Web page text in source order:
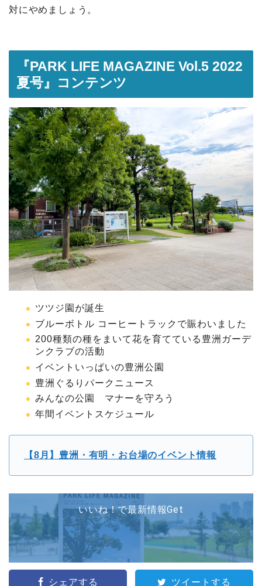
対にやめましょう。
『PARK LIFE MAGAZINE Vol.5 2022
夏号』コンテンツ
ツツジ園が誕生
ブルーボトル コーヒートラックで賑わいました
200種類の種をまいて花を育てている豊洲ガーデ
ンクラブの活動
イベントいっぱいの豊洲公園
豊洲ぐるりパークニュース
みんなの公園 マナーを守ろう
年間イベントスケジュール
【8月】豊洲・有明・お台場のイベント情報
いいね！で最新情報Get
シェアする ツイートする